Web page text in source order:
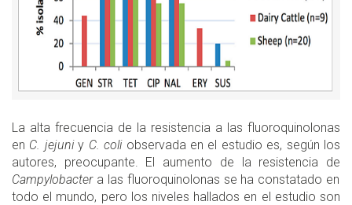
La alta frecuencia de la resistencia a las fluoroquinolonas
en C. jejuniy C. coli observada en el estudio es, según los
autores, preocupante. El aumento de la resistencia de
Campylobactera las fluoroquinolonas se ha constatado en
todo el mundo, pero los niveles hallados en el estudio son